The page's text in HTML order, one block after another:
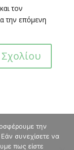
τον
την επόμενη
την
συνεχίσετε να
πως είστε